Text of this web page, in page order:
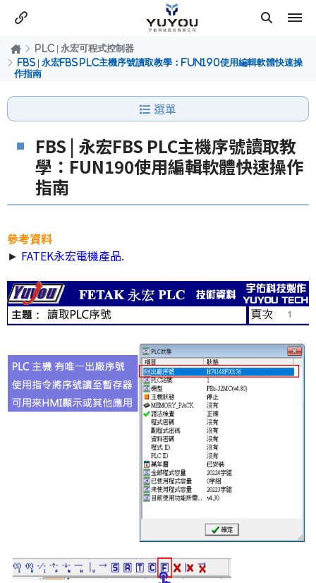
PLC | 永宏可程式控制器
FBS | 永宏FBS PLC主機序號讀取教學：FUN190使用編輯軟體快速操
作指南
選單
FBS | 永宏FBS PLC主機序號讀取教
學：FUN190使用編輯軟體快速操作
指南
參考資料
► FATEK永宏電機產品.